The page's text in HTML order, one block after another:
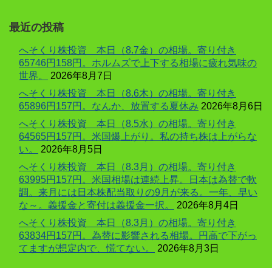
最近の投稿
へそくり株投資 本日（8.7金）の相場。寄り付き
65746円158円。ホルムズで上下する相場に疲れ気味の
世界。
2026年8月7日
へそくり株投資 本日（8.6木）の相場。寄り付き
65896円157円。なんか、放置する夏休み 2026年8月6日
へそくり株投資 本日（8.5水）の相場。寄り付き
64565円157円。米国爆上がり。私の持ち株は上がらな
い。
2026年8月5日
へそくり株投資 本日（8.3月）の相場。寄り付き
63995円157円。米国相場は連続上昇。日本は為替で軟
調。来月には日本株配当取りの9月が来る。一年、早い
な～。義援金と寄付は義援金一択。
2026年8月4日
へそくり株投資 本日（8.3月）の相場。寄り付き
63834円157円。為替に影響される相場。円高で下がっ
てますが想定内で、慌てない。
2026年8月3日